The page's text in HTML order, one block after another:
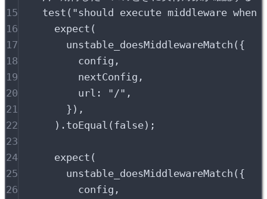
15
test ( "should execute middleware
16
expect (
17
unstable_doesMiddlewareMatch ( {
18
config ,
19
nextConfig ,
20
url : " /" ,
21
} ) ,
22
) . toEqual ( false) ;
23
24
expect (
25
unstable_doesMiddlewareMatch ( {
26
config ,